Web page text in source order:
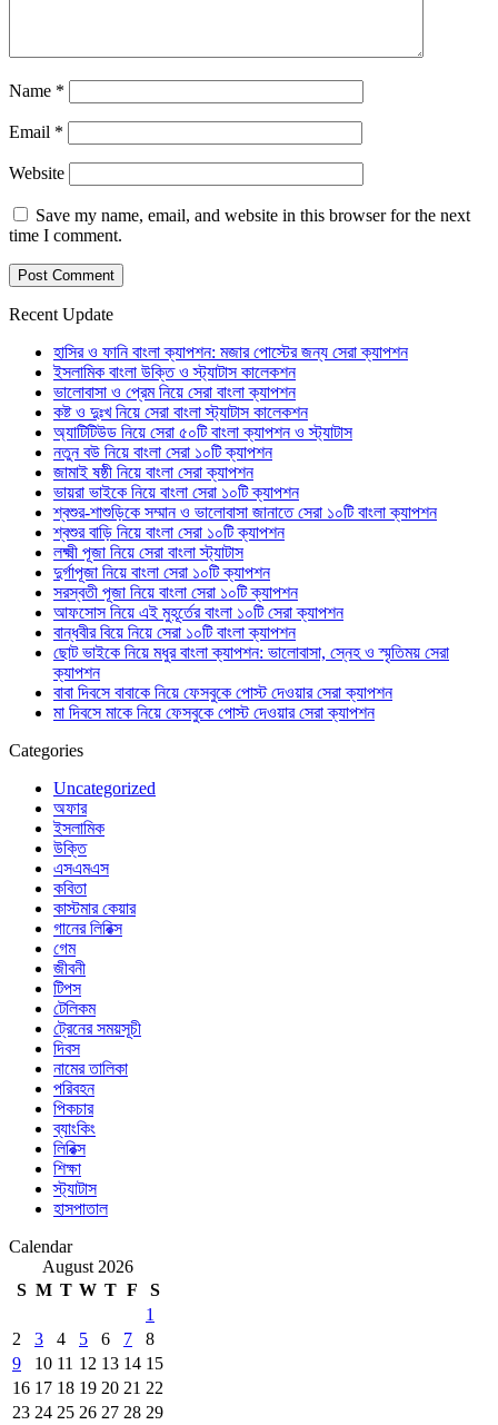
Name *
Email *
Website
Save my name, email, and website in this browser for the next
time I comment.
Recent Update
হাসির ও ফানি বাংলা ক্যাপশন: মজার পোস্টের জন্য সেরা ক্যাপশন
ইসলামিক বাংলা উক্তি ও স্ট্যাটাস কালেকশন
ভালোবাসা ও প্রেম নিয়ে সেরা বাংলা ক্যাপশন
কষ্ট ও দুঃখ নিয়ে সেরা বাংলা স্ট্যাটাস কালেকশন
অ্যাটিটিউড নিয়ে সেরা ৫০টি বাংলা ক্যাপশন ও স্ট্যাটাস
নতুন বউ নিয়ে বাংলা সেরা ১০টি ক্যাপশন
জামাই ষষ্ঠী নিয়ে বাংলা সেরা ক্যাপশন
ভায়রা ভাইকে নিয়ে বাংলা সেরা ১০টি ক্যাপশন
শ্বশুর-শাশুড়িকে সম্মান ও ভালোবাসা জানাতে সেরা ১০টি বাংলা ক্যাপশন
শ্বশুর বাড়ি নিয়ে বাংলা সেরা ১০টি ক্যাপশন
লক্ষ্মী পূজা নিয়ে সেরা বাংলা স্ট্যাটাস
দুর্গাপূজা নিয়ে বাংলা সেরা ১০টি ক্যাপশন
সরস্বতী পূজা নিয়ে বাংলা সেরা ১০টি ক্যাপশন
আফসোস নিয়ে এই মুহূর্তের বাংলা ১০টি সেরা ক্যাপশন
বান্ধবীর বিয়ে নিয়ে সেরা ১০টি বাংলা ক্যাপশন
ছোট ভাইকে নিয়ে মধুর বাংলা ক্যাপশন: ভালোবাসা, স্নেহ ও স্মৃতিময় সেরা
ক্যাপশন
বাবা দিবসে বাবাকে নিয়ে ফেসবুকে পোস্ট দেওয়ার সেরা ক্যাপশন
মা দিবসে মাকে নিয়ে ফেসবুকে পোস্ট দেওয়ার সেরা ক্যাপশন
Categories
Uncategorized
অফার
ইসলামিক
উক্তি
এসএমএস
কবিতা
কাস্টমার কেয়ার
গানের লিরিক্স
গেম
জীবনী
টিপস
টেলিকম
ট্রেনের সময়সূচী
দিবস
নামের তালিকা
পরিবহন
পিকচার
ব্যাংকিং
লিরিক্স
শিক্ষা
স্ট্যাটাস
হাসপাতাল
Calendar
August 2026
S M T W T F
S
1
2
3 4 5 6 7
8
9
10 11 12 13 14 15
16 17 18 19 20 21 22
23 24 25 26 27 28 29